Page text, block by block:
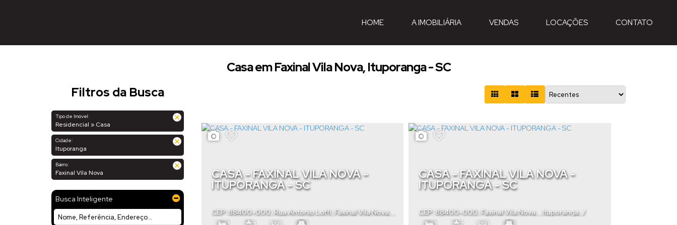
CONTATO
LOCAÇÕES
VENDAS
A IMOBILIÁRIA
HOME
Casa em Faxinal Vila Nova, Ituporanga - SC
Filtros da Busca
Tipo de Imóvel:
Residencial » Casa
Cidade:
Ituporanga
Bairro:
Faxinal Vila Nova
Busca Inteligente
CASA - FAXINAL VILA NOVA -
ITUPORANGA - SC
CEP: 88400-000, Rua Antonio Loffi, Faxinal Vila Nova
Ituporanga, Santa Catarina,Brasil
CASA - FAXINAL VILA NOVA -
ITUPORANGA - SC
CEP: 88400-000,Faxinal Vila Nova Ituporanga,
Santa Catarina,Brasil